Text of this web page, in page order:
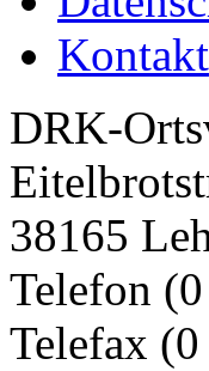
Kontakt
DRK-
38165
Telefon
Telefax